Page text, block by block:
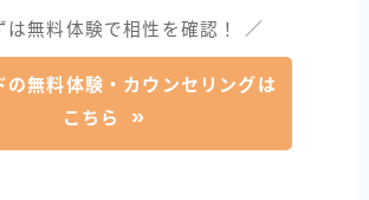
は無料体験で相性を確認！ ／
の無料体験・カウンセリングは
こちら